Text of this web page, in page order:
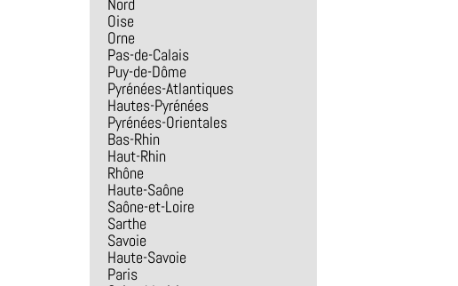
Nord
Oise
Orne
Pas-de-Calais
Puy-de-Dôme
Pyrénées-Atlantiques
Hautes-Pyrénées
Pyrénées-Orientales
Bas-Rhin
Haut-Rhin
Rhône
Haute-Saône
Saône-et-Loire
Sarthe
Savoie
Haute-Savoie
Paris